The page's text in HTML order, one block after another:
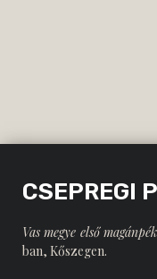
CSEPREGI
Vas megye első
ban, Kőszegen.